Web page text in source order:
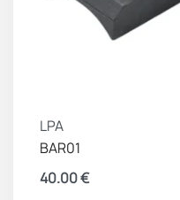
LPA
BAR01
40.00€